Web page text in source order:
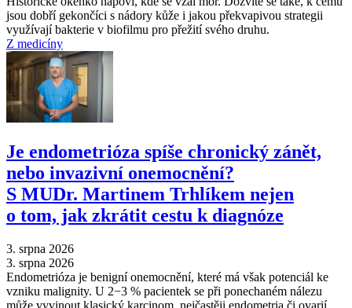
jsou dobří gekončíci s nádory kůže i jakou překvapivou strategii
využívají bakterie v biofilmu pro přežití svého druhu.
Z medicíny
Je endometrióza spíše chronický zánět,
nebo invazivní onemocnění?
S MUDr. Martinem Trhlíkem nejen
o tom, jak zkrátit cestu k diagnóze
3. srpna 2026
3. srpna 2026
Endometrióza je benigní onemocnění, které má však potenciál ke
vzniku malignity. U 2−3 % pacientek se při ponechaném nálezu
může vyvinout klasický karcinom, nejčastěji endometria či ovarií.